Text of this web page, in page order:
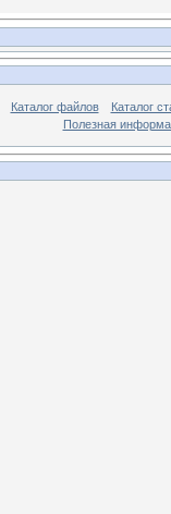
Каталог файлов
Каталог
Полезная